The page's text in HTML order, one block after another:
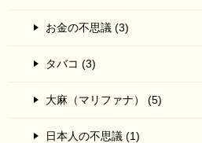
お金の不思議 (3)
タバコ (3)
大麻（マリファナ） (5)
日本人の不思議 (1)